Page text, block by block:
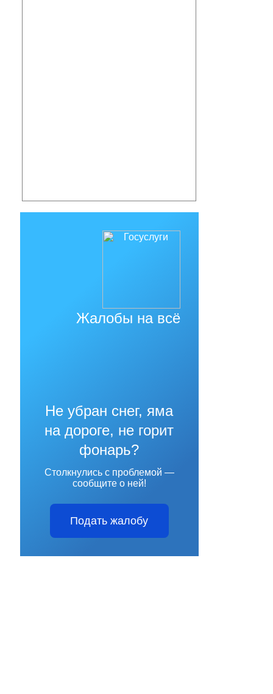
Жалобы на всё
Не убран снег, яма
на дороге, не горит
фонарь?
Столкнулись с проблемой —
сообщите о ней!
Подать жалобу